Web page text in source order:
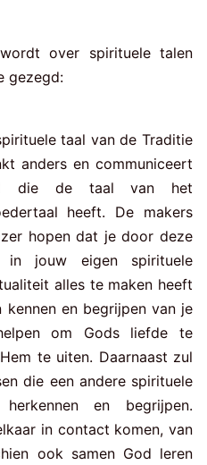
over spirituele talen
gezegd:
taal van de Traditie
anders en communiceert
die de taal van het
heeft. De makers
hopen dat je door deze
jouw eigen spirituele
alles te maken heeft
en begrijpen van je
om Gods liefde te
te uiten. Daarnaast zul
die een andere spirituele
en begrijpen.
in contact komen, van
ook samen God leren